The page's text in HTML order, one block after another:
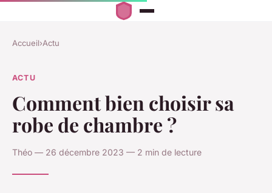
Accueil›Actu
ACTU
Comment bien choisir sa
robe de chambre ?
Théo — 26 décembre 2023 — 2 min de lecture